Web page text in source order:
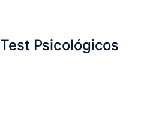
Test Psicológicos